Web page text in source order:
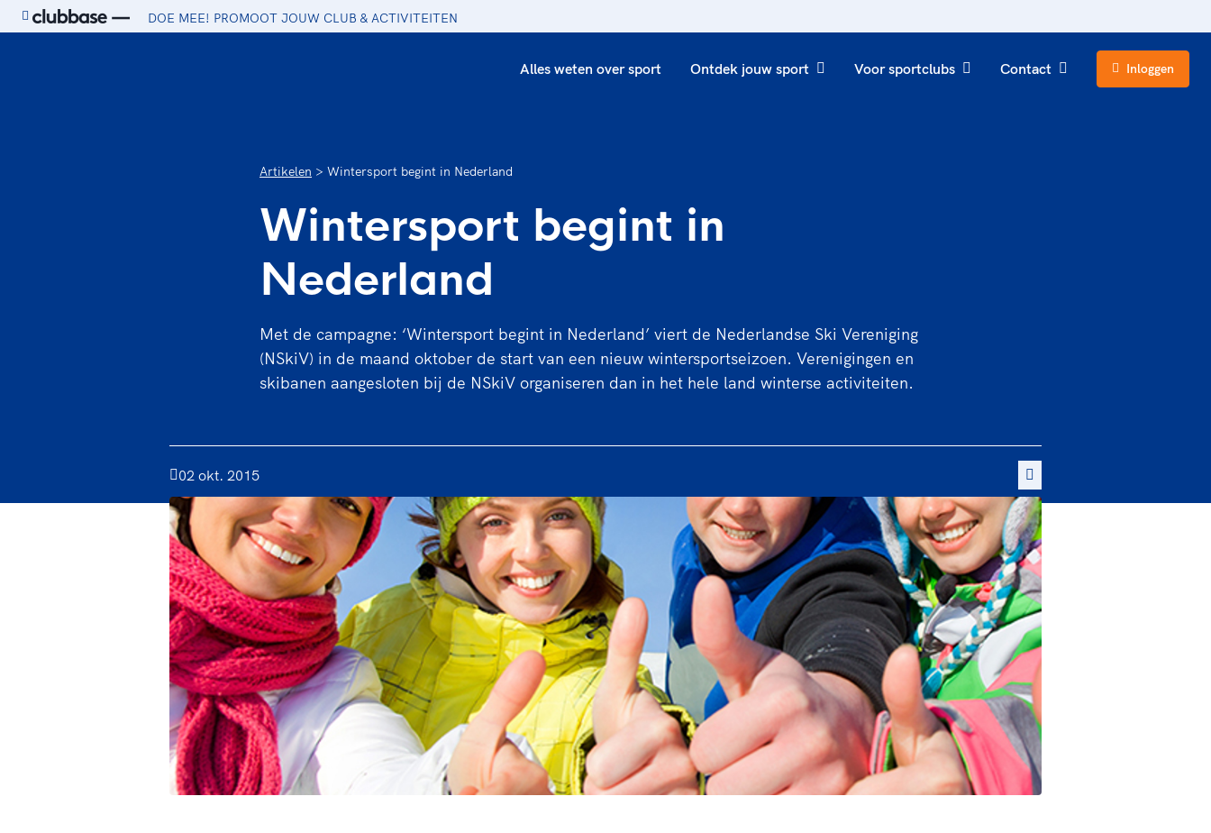
DOE MEE! PROMOOT JOUW CLUB & ACTIVITEITEN
Alles weten over sport Ontdek jouw sport Voor sportclubs Contact Inloggen
Artikelen Wintersport begint in Nederland
Wintersport begint in
Nederland
Met de campagne: ‘Wintersport begint in Nederland’ viert de Nederlandse Ski Vereniging
(NSkiV) in de maand oktober de start van een nieuw wintersportseizoen. Verenigingen en
skibanen aangesloten bij de NSkiV organiseren dan in het hele land winterse activiteiten.
02 okt. 2015